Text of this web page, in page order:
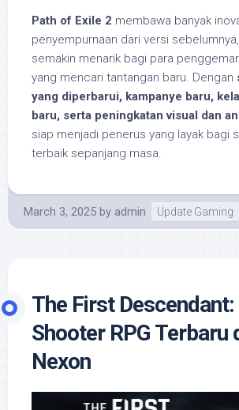
Path of Exile 2 membawa banyak
penyempurnaan dari versi
semakin menarik bagi para penggemar
yang mencari tantangan baru. Dengan
yang diperbarui, kampanye baru,
baru, serta peningkatan visual dan
siap menjadi penerus yang layak bagi
terbaik sepanjang masa.
March 3, 2025 by admin Update Gaming
The First
Shooter RPG Terbaru
Nexon